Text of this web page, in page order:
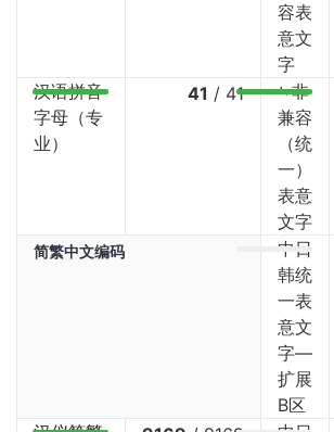
容表
意文
字
汉语拼音
字母（专
业）
41 / 41
⤷非
兼容
（统
一）
表意
文字
简繁中文编码
中日
韩统
一表
意文
字—
扩展
B区